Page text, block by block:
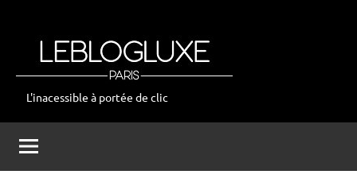
leblogluxe
L'inacessible à portée de clic